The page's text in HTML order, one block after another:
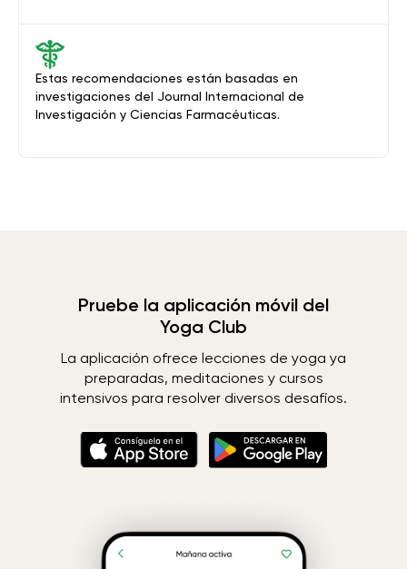
Estas recomendaciones están basadas en
investigaciones del Journal Internacional de
Investigación y Ciencias Farmacéuticas.
Pruebe la aplicación móvil del
Yoga Club
La aplicación ofrece lecciones de yoga ya
preparadas, meditaciones y cursos
intensivos para resolver diversos desafíos.